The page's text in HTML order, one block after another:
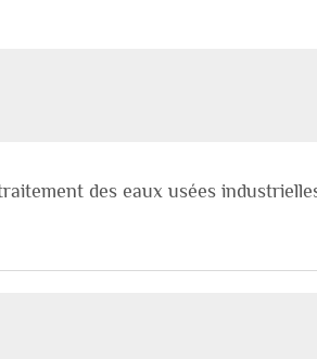
des eaux usées